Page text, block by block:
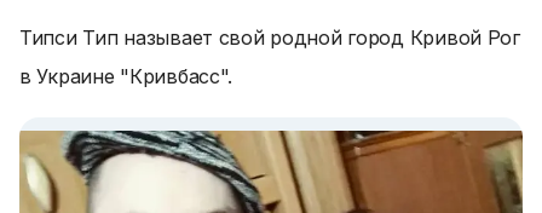
Типси Тип называет свой родной город Кривой Рог
в Украине "Кривбасс".